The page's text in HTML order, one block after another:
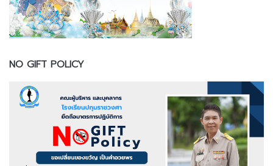
NO GIFT POLICY